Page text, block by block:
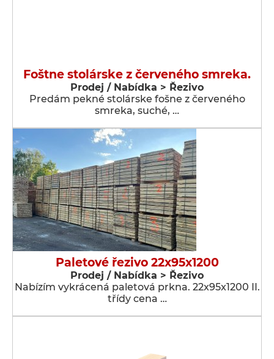
Foštne stolárske z červeného smreka.
Prodej / Nabídka > Řezivo
Predám pekné stolárske fošne z červeného
smreka, suché, …
Paletové řezivo 22x95x1200
Prodej / Nabídka > Řezivo
Nabízím vykrácená paletová prkna. 22x95x1200 II.
třídy cena …